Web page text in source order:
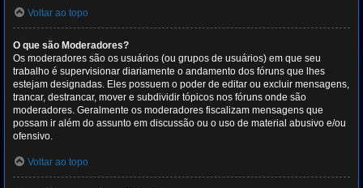
Voltar ao topo
O que são Moderadores?
Os moderadores são os usuários (ou grupos de usuários) em que seu
trabalho é supervisionar diariamente o andamento dos fóruns que lhes
estejam designadas. Eles possuem o poder de editar ou excluir mensagens,
trancar, destrancar, mover e subdividir tópicos nos fóruns onde são
moderadores. Geralmente os moderadores fiscalizam mensagens que
possam ir além do assunto em discussão ou o uso de material abusivo e/ou
ofensivo.
Voltar ao topo